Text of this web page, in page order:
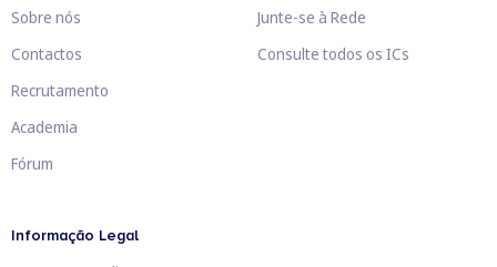
Sobre nós
Contactos
Recrutamento
Academia
Fórum
Junte-se à Rede
Consulte todos os ICs
Informação Legal